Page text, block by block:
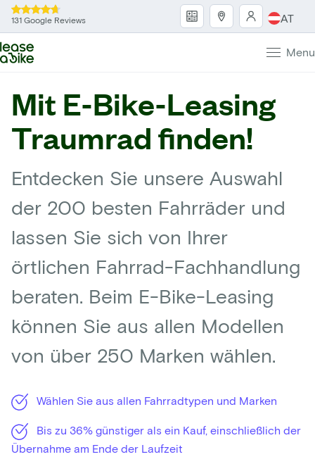
131 Google Reviews AT
Menu
Mit E-Bike-Leasing
Traumrad finden!
Entdecken Sie unsere Auswahl
der 200 besten Fahrräder und
lassen Sie sich von Ihrer
örtlichen Fahrrad-Fachhandlung
beraten. Beim E-Bike-Leasing
können Sie aus allen Modellen
von über 250 Marken wählen.
Wählen Sie aus allen Fahrradtypen und Marken
Bis zu 36% günstiger als ein Kauf, einschließlich der
Übernahme am Ende der Laufzeit